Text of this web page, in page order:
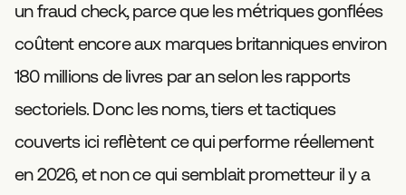
un fraud check, parce que les métriques gonflées
coûtent encore aux marques britanniques environ
180 millions de livres par an selon les rapports
sectoriels. Donc les noms, tiers et tactiques
couverts ici reflètent ce qui performe réellement
en 2026, et non ce qui semblait prometteur il y a